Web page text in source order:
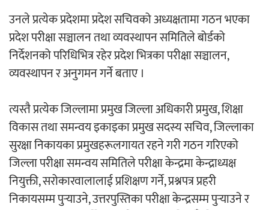
गीति एल्बम ‘जागृति’ लोकार्पण
उनले प्रत्येक प्रदेशमा प्रदेश सचिवको अध्यक्षतामा गठन भएका
प्रदेश परीक्षा सञ्चालन तथा व्यवस्थापन समितिले बोर्डको
निर्देशनको परिधिभित्र रहेर प्रदेश भित्रका परीक्षा सञ्चालन,
व्यवस्थापन र अनुगमन गर्ने बताए ।
त्यस्तै प्रत्येक जिल्लामा प्रमुख जिल्ला अधिकारी प्रमुख, शिक्षा
विकास तथा समन्वय इकाइका प्रमुख सदस्य सचिव, जिल्लाका
सुरक्षा निकायका प्रमुखहरूलगायत रहने गरी गठन गरिएको
जिल्ला परीक्षा समन्वय समितिले परीक्षा केन्द्रमा केन्द्राध्यक्ष
नियुक्ती, सरोकारवालालाई प्रशिक्षण गर्ने, प्रश्नपत्र प्रहरी
निकायसम्म पुर्‍याउने, उत्तरपुस्तिका परीक्षा केन्द्रसम्म पुर्‍याउने र